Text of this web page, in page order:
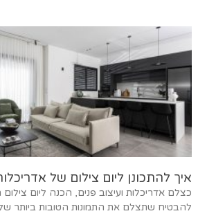
איך להתכונן ליום צילום של
כצלם אדריכלות ועיצוב פנים, הכנה ליום צילום
להבטיח שתצלם את התמונות הטובות ביותר